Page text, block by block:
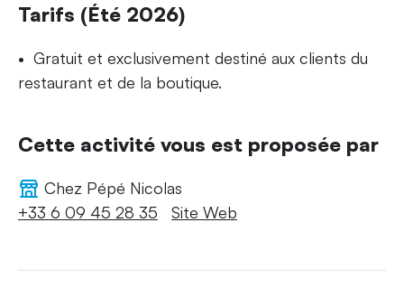
Tarifs (Été 2026)
Gratuit et exclusivement destiné aux clients du
restaurant et de la boutique.
Cette activité vous est proposée par
Chez Pépé Nicolas
+33 6 09 45 28 35
Site Web